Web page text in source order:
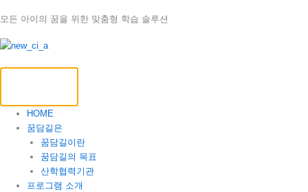
텐
로
기
모든 아이의 꿈을 위한 맞춤형 학습 솔루션
HOME
꿈담길은
꿈담길이란
꿈담길의 목표
산학협력기관
프로그램 소개